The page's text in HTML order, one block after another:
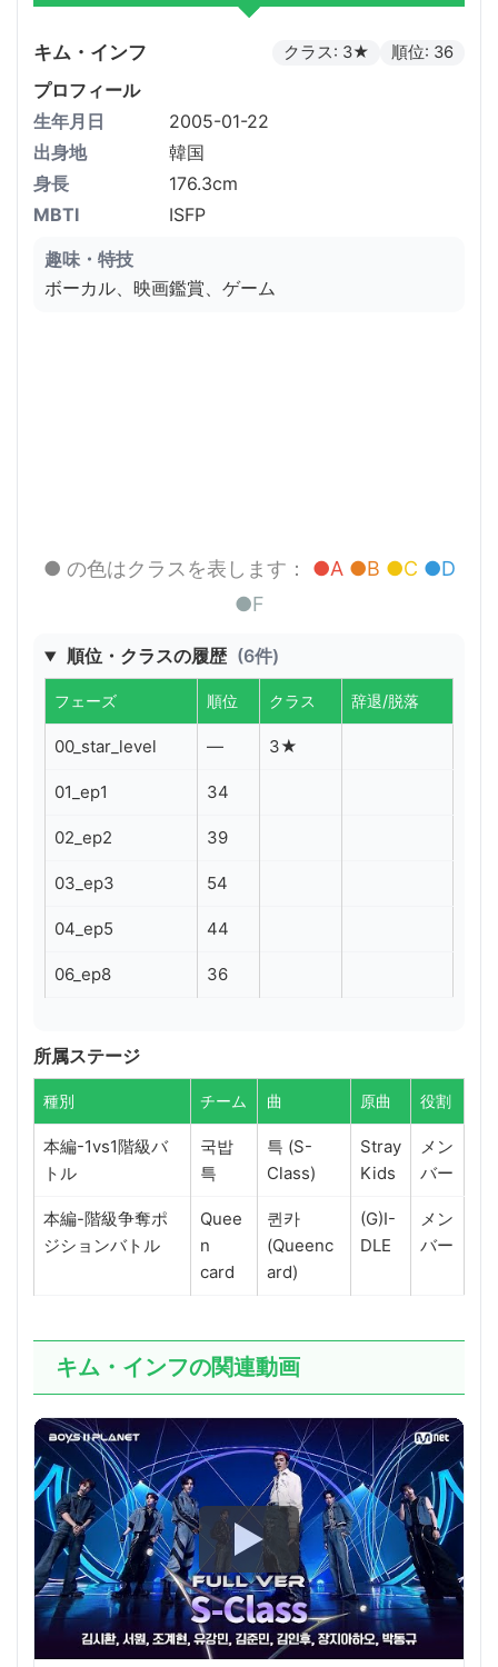
キム・インフ クラス: 3★ 順位: 36
プロフィール
生年月日
2005-01-22
出身地
韓国
身長
176.3cm
MBTI
ISFP
趣味・特技
ボーカル、映画鑑賞、ゲーム
● の色はクラスを表します： ●A ●B ●C ●D
●F
順位・クラスの履歴 (6件)
フェーズ 順位 クラス 辞退/脱落
00_star_level — 3★
01_ep1 34
02_ep2 39
03_ep3 54
04_ep5 44
06_ep8 36
所属ステージ
種別 チーム 曲 原曲 役割
本編-1vs1階級バ
トル
국밥
특
특 (S-
Class)
Stray
Kids
メン
バー
本編-階級争奪ポ
ジションバトル
Quee
n
card
퀸카
(Queenc
ard)
(G)I-
DLE
メン
バー
キム・インフの関連動画